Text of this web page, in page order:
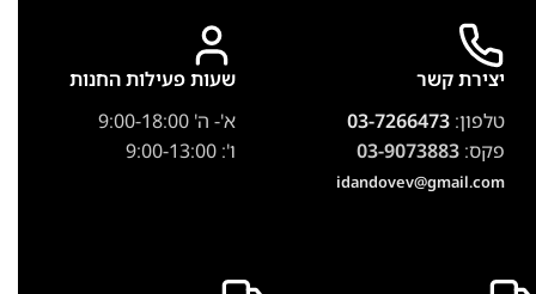
יצירת קשר
טלפון:03-7266473
פקס:03-9073883
idandovev@gmail.com
שעות פעילות החנות
א'- ה' 9:00-18:00
ו': 9:00-13:00